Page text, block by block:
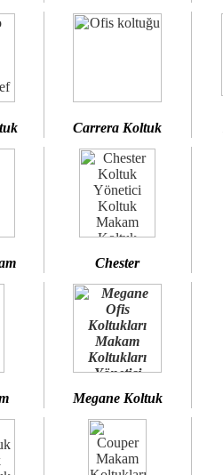
Carrera Koltuk
Chester
Megane Koltuk